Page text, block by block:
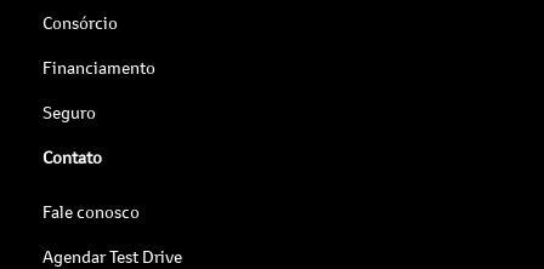
Consórcio
Financiamento
Seguro
Contato
Fale conosco
Agendar Test Drive